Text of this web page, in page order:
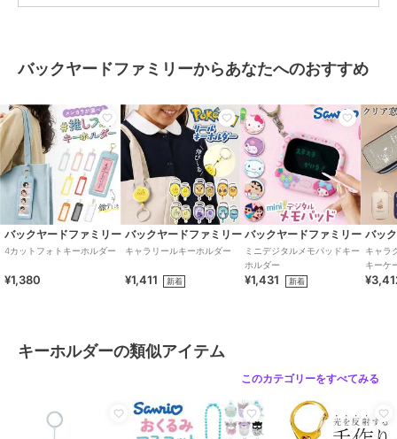
サリー ギフト 贈り物 推し活
ブランド バックヤードファミリー
ショップ バックヤードファミリー
商品カテゴリ 財布・ポーチ・ケース ／キーホ
ルダー
カラー
バッドばつ丸、ハンギョドン、け
ろけろけろっぴ、クロミ、ハロー
キティ、マイメロディ、ポチャッ
コ、ポムポムプリン、シナモロー
バックヤードファミリーからあなたへのおすすめ
バックヤードファミリー
4カットフォトキーホルダー
¥1,380
バックヤードファミリー
キャラリールキーホルダー
¥1,411 新着
バックヤードファミリー
ミニデジタルメモパッドキー
ホルダー
¥1,431 新着
バッ
キャラ
キーケ
キーホルダーの類似アイテム
このカテゴリーをすべてみる